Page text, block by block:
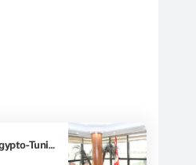
La Ministre tunisienne de l'Industrie, des Mines et de l'énergie/ Mme Fatima Al - Thabet Chaiboub, a reçu l 'équipe de travail mixte (Égypto-Tunisien) dans le domaine de la reconnaissance mutuelle des certificats de conformité pour les biens industriels non alimentaires entre l'Égypte et la Tunisie .